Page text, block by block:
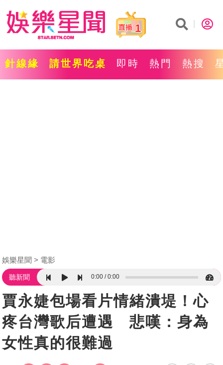
1
針線緣 請世界吃桌 即時 熱門 熱搜
娛樂星聞 電影
聽新聞 0:00 0:00
賈永婕包場看片情緒潰堤！心
疼台灣歌后遭遇 悲嘆：身為
女性真的很難過